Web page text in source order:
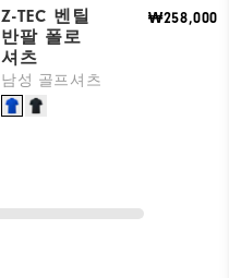
Z-TEC 벤틸
반팔 폴로
셔츠
남성 골프셔츠
₩258,000